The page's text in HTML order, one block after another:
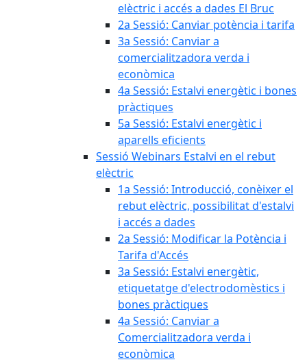
elèctric i accés a dades El Bruc
2a Sessió: Canviar potència i tarifa
3a Sessió: Canviar a
comercialitzadora verda i
econòmica
4a Sessió: Estalvi energètic i bones
pràctiques
5a Sessió: Estalvi energètic i
aparells eficients
Sessió Webinars Estalvi en el rebut
elèctric
1a Sessió: Introducció, conèixer el
rebut elèctric, possibilitat d'estalvi
i accés a dades
2a Sessió: Modificar la Potència i
Tarifa d'Accés
3a Sessió: Estalvi energètic,
etiquetatge d'electrodomèstics i
bones pràctiques
4a Sessió: Canviar a
Comercialitzadora verda i
econòmica